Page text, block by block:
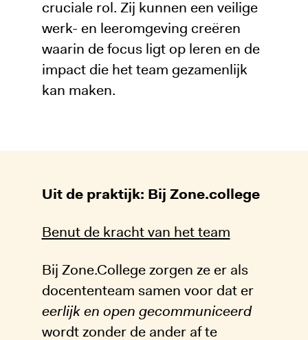
cruciale rol. Zij kunnen een veilige
werk- en leeromgeving creëren
waarin de focus ligt op leren en de
impact die het team gezamenlijk
kan maken.
Uit de praktijk: Bij Zone.college
Benut de kracht van het team
Bij Zone.College zorgen ze er als
docententeam samen voor dat er
eerlijk en open gecommuniceerd
wordt zonder de ander af te